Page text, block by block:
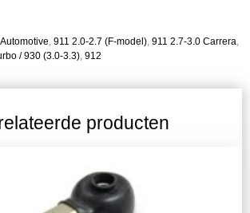
911 2.0-2.7 (F-model) 911 2.7-3.0 Carrera
/ 930 (3.0-3.3) 912
producten